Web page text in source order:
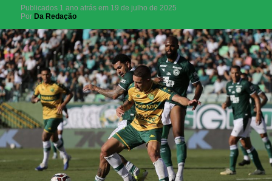
Publicados 1 ano atrás em 19 de julho de 2025
Por Da Redação